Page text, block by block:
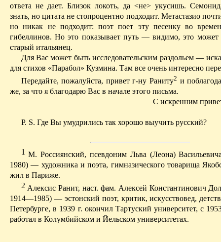
ответа не дает. Близок локоть, да <не> укусишь.
знать, но цитата не стопроцентно подходит. Метастазио
но никак не подходит: поэт поет эту песенку во
гибеллинов. Но это показывает путь — видимо, это может
старый итальянец.
Для Вас может быть исследовательским раздольем —
для стихов «Парабол» Кузмина. Там все очень интересно
Передайте, пожалуйста, привет г-ну Раниту2 и
же, за что я благодарю Вас в начале этого письма.
С искренним
P. S. Где Вы умудрились так хорошо выучить русский?
1 М.Россиянский, псевдоним Льва (Леона)
1980) — художника и поэта, гимназического товарища
жил в Париже.
2 Алексис Ранит, наст. фам. Алексей Константинович
1914—1985) — эстонский поэт, критик, искусствовед,
Петербурге, в 1939 г. окончил Тартуский университет, с
работал в Колумбийском и Йельском университетах.